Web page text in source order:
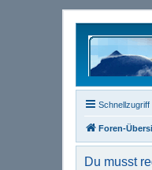
Schnellzugriff
Foren-
Du musst